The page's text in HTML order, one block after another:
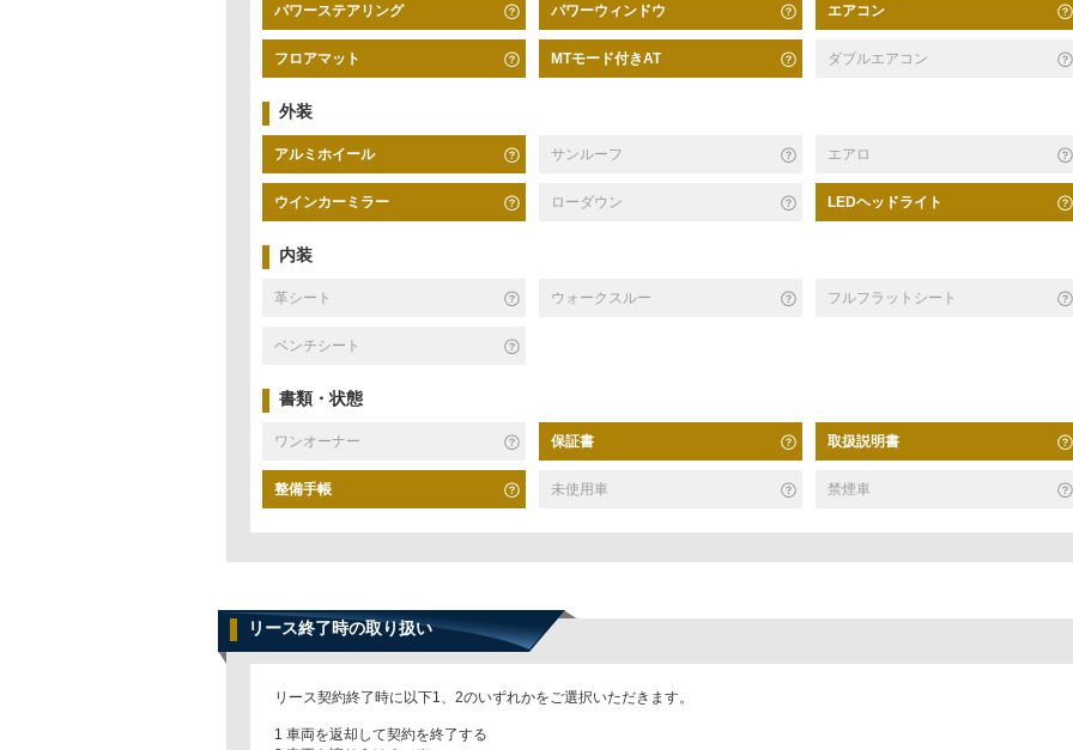
パワーステアリング パワーウィンドウ エアコン
フロアマット MTモード付きAT ダブルエアコン
外装
アルミホイール サンルーフ エアロ
ウインカーミラー ローダウン LEDヘッドライト
内装
革シート ウォークスルー フルフラットシート
ベンチシート
書類・状態
ワンオーナー 保証書 取扱説明書
整備手帳 未使用車 禁煙車
リース終了時の取り扱い
リース契約終了時に以下1、2のいずれかをご選択いただきます。
1 車両を返却して契約を終了する